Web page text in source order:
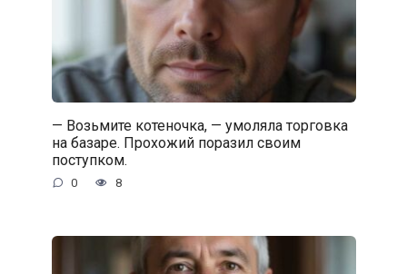
— Возьмите котеночка, — умоляла торговка
на базаре. Прохожий поразил своим
поступком.
0 8